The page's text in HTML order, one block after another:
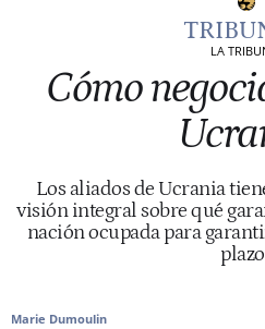
LA
Cómo
Los aliados de Ucrania
visión integral sobre qué
nación ocupada para
Marie Dumoulin